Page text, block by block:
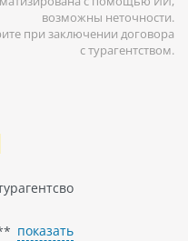
возможны неточности.
при заключении договора
с турагентством.
показать